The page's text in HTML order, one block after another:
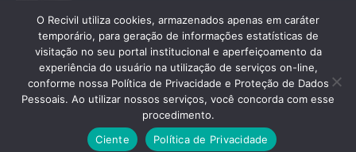
0 459
© Recivil 2020 – Todos os direitos reservados.
Desenvolvido por:
O Recivil utiliza cookies, armazenados apenas em caráter
temporário, para geração de informações estatísticas de
visitação no seu portal institucional e aperfeiçoamento da
experiência do usuário na utilização de serviços on-line,
conforme nossa Política de Privacidade e Proteção de Dados
Pessoais. Ao utilizar nossos serviços, você concorda com esse
procedimento.
Ciente
Política de Privacidade